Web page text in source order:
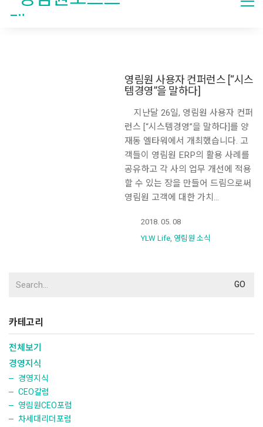
영림원 사용자 컨퍼런스 [“시스
템경영”을 말하다]
지난달 26일, 영림원 사용자 컨퍼
런스 [“시스템경영”을 말하다]를 양
재동 엘타워에서 개최했습니다. 고
객들이 영림원 ERP의 활용 사례를
공유하고 각 사의 업무 개선에 적용
할 수 있는 장을 만들어 드림으로써
영림원 고객에 대한 가치…
2018. 05. 08
YLW Life, 영림원 소식
for:
카테고리
전체보기
경영지식
경영지식
CEO칼럼
영림원CEO포럼
차세대리더포럼